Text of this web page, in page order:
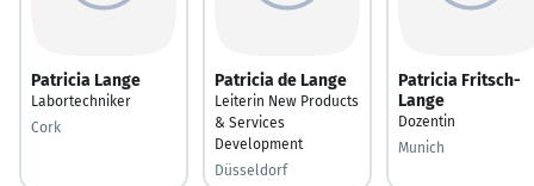
Patricia Lange
Labortechniker
Cork
Patricia de Lange
Leiterin New Products
& Services
Development
Düsseldorf
Patricia Fritsch-
Lange
Dozentin
Munich